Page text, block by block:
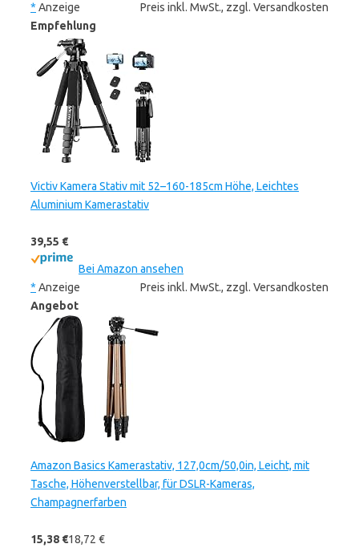
* Anzeige
Preis inkl. MwSt., zzgl. Versandkosten
Empfehlung
Victiv Kamera Stativ mit 52–160-185cm Höhe, Leichtes
Aluminium Kamerastativ
39,55 €
Bei Amazon ansehen
* Anzeige
Preis inkl. MwSt., zzgl. Versandkosten
Angebot
Amazon Basics Kamerastativ, 127,0cm/50,0in, Leicht, mit
Tasche, Höhenverstellbar, für DSLR-Kameras,
Champagnerfarben
15,38 €18,72 €